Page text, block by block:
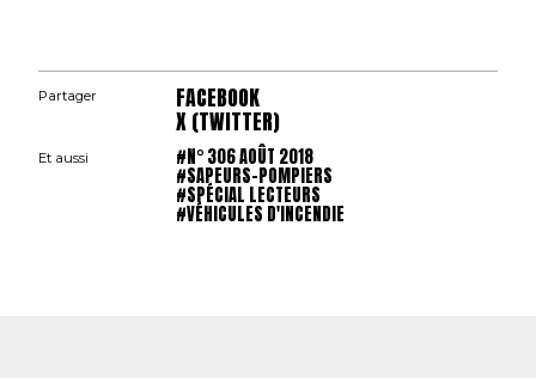
Partager FACEBOOK
X (TWITTER)
Et aussi #N° 306 AOÛT 2018
#SAPEURS-POMPIERS
#SPÉCIAL LECTEURS
#VÉHICULES D'INCENDIE